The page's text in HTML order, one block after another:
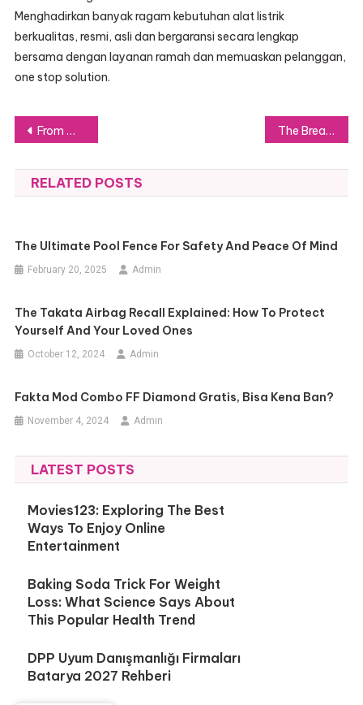
Menghadirkan banyak ragam kebutuhan alat listrik
berkualitas, resmi, asli dan bergaransi secara lengkap
bersama dengan layanan ramah dan memuaskan pelanggan,
one stop solution.
Post
navigation
From Work to Weekend: How to Nail Smart Casual with the Perfect Jacket The Breakthrough of Transparent Power Glass: A New Era in Sustainable Architecture
RELATED POSTS
The Ultimate Pool Fence For Safety And Peace Of Mind
February 20, 2025 Admin
The Takata Airbag Recall Explained: How To Protect
Yourself And Your Loved Ones
October 12, 2024 Admin
Fakta Mod Combo FF Diamond Gratis, Bisa Kena Ban?
November 4, 2024 Admin
LATEST POSTS
Movies123: Exploring The Best
Ways To Enjoy Online
Entertainment
Baking Soda Trick For Weight
Loss: What Science Says About
This Popular Health Trend
DPP Uyum Danışmanlığı Firmaları
Batarya 2027 Rehberi